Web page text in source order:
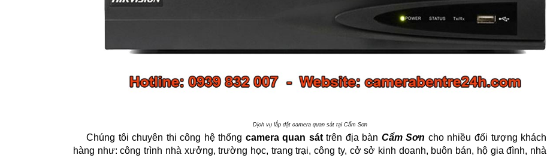
Dịch vụ lắp đặt camera quan sát tại Cẩm Sơn
Chúng tôi chuyên thi công hệ thống camera quan sáttrên địa bàn Cẩm Sơn cho nhiều đối tượng khách
hàng như: công trình nhà xưởng, trường học, trang trại, công ty, cở sở kinh doanh, buôn bán, hộ gia đình, nhà